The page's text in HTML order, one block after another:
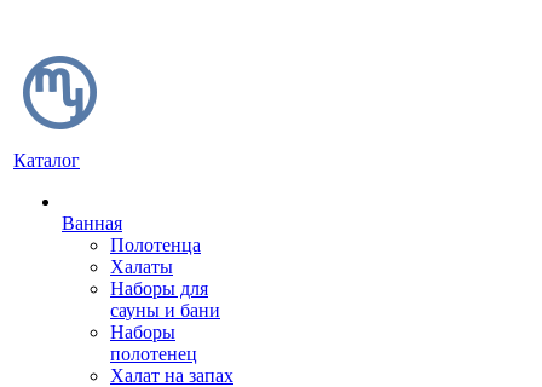
Каталог
Ванная
Полотенца
Халаты
Наборы для
сауны и бани
Наборы
полотенец
Халат на запах